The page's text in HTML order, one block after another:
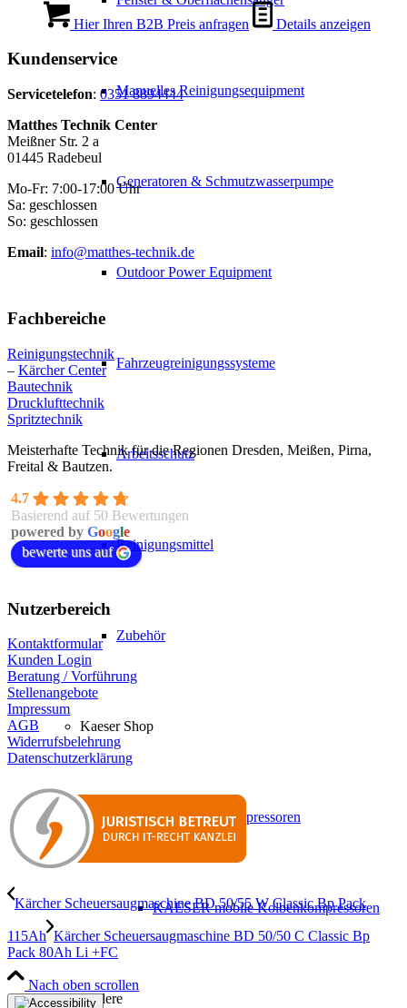
Manuelles Reinigungsequipment
Generatoren & Schmutzwasserpumpe
Outdoor Power Equipment
Fahrzeugreinigungssysteme
Arbeitsschutz
Reinigungsmittel
Zubehör
Kaeser Shop
KAESER Kolbenkompressoren
KAESER mobile Kolbenkompressoren
Andere
Hier Ihren B2B Preis anfragen Details anzeigen
Kundenservice
Servicetelefon: 0351 8894444
Matthes Technik Center
Meißner Str. 2 a
01445 Radebeul
Mo-Fr: 7:00-17:00 Uhr
Sa: geschlossen
So: geschlossen
Email: info@matthes-technik.de
Fachbereiche
Reinigungstechnik
– Kärcher Center
Bautechnik
Drucklufttechnik
Spritztechnik
Meisterhafte Technik für die Regionen Dresden, Meißen, Pirna,
Freital & Bautzen.
4.7
Basierend auf 50 Bewertungen
powered by Google
bewerte uns auf
Nutzerbereich
Kontaktformular
Kunden Login
Beratung / Vorführung
Stellenangebote
Impressum
AGB
Widerrufsbelehrung
Datenschutzerklärung
Kärcher Scheuersaugmaschine BD 50/55 W Classic Bp Pack
115Ah Kärcher Scheuersaugmaschine BD 50/50 C Classic Bp
Pack 80Ah Li +FC
Nach oben scrollen